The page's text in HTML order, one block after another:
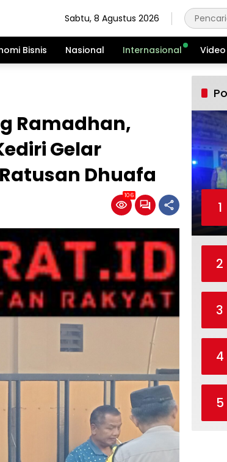
Sabtu, 8 Agustus 2026
Bisnis Nasional Internasional Video
Ramadhan,
Gelar
Dhuafa
106
1
2
3
4
5